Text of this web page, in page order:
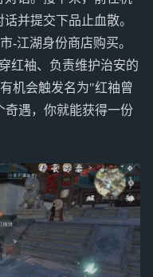
并提交下品止血散。
-江湖身份商店购买。
红袖、负责维护治安的
机会触发名为"红袖曾
奇遇，你就能获得一份